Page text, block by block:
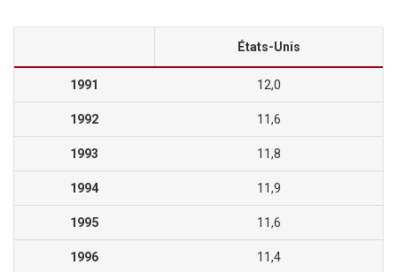
États-Unis
1991 12,0
1992 11,6
1993 11,8
1994 11,9
1995 11,6
1996 11,4